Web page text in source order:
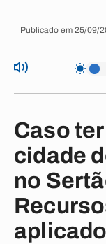
Publicado em 25/09/
Caso
cidade
no